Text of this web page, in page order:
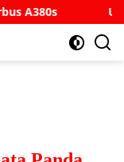
Understanding